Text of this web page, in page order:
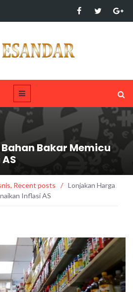
Bakar Memicu
, Recent posts / Lonjakan Harga
Inflasi AS